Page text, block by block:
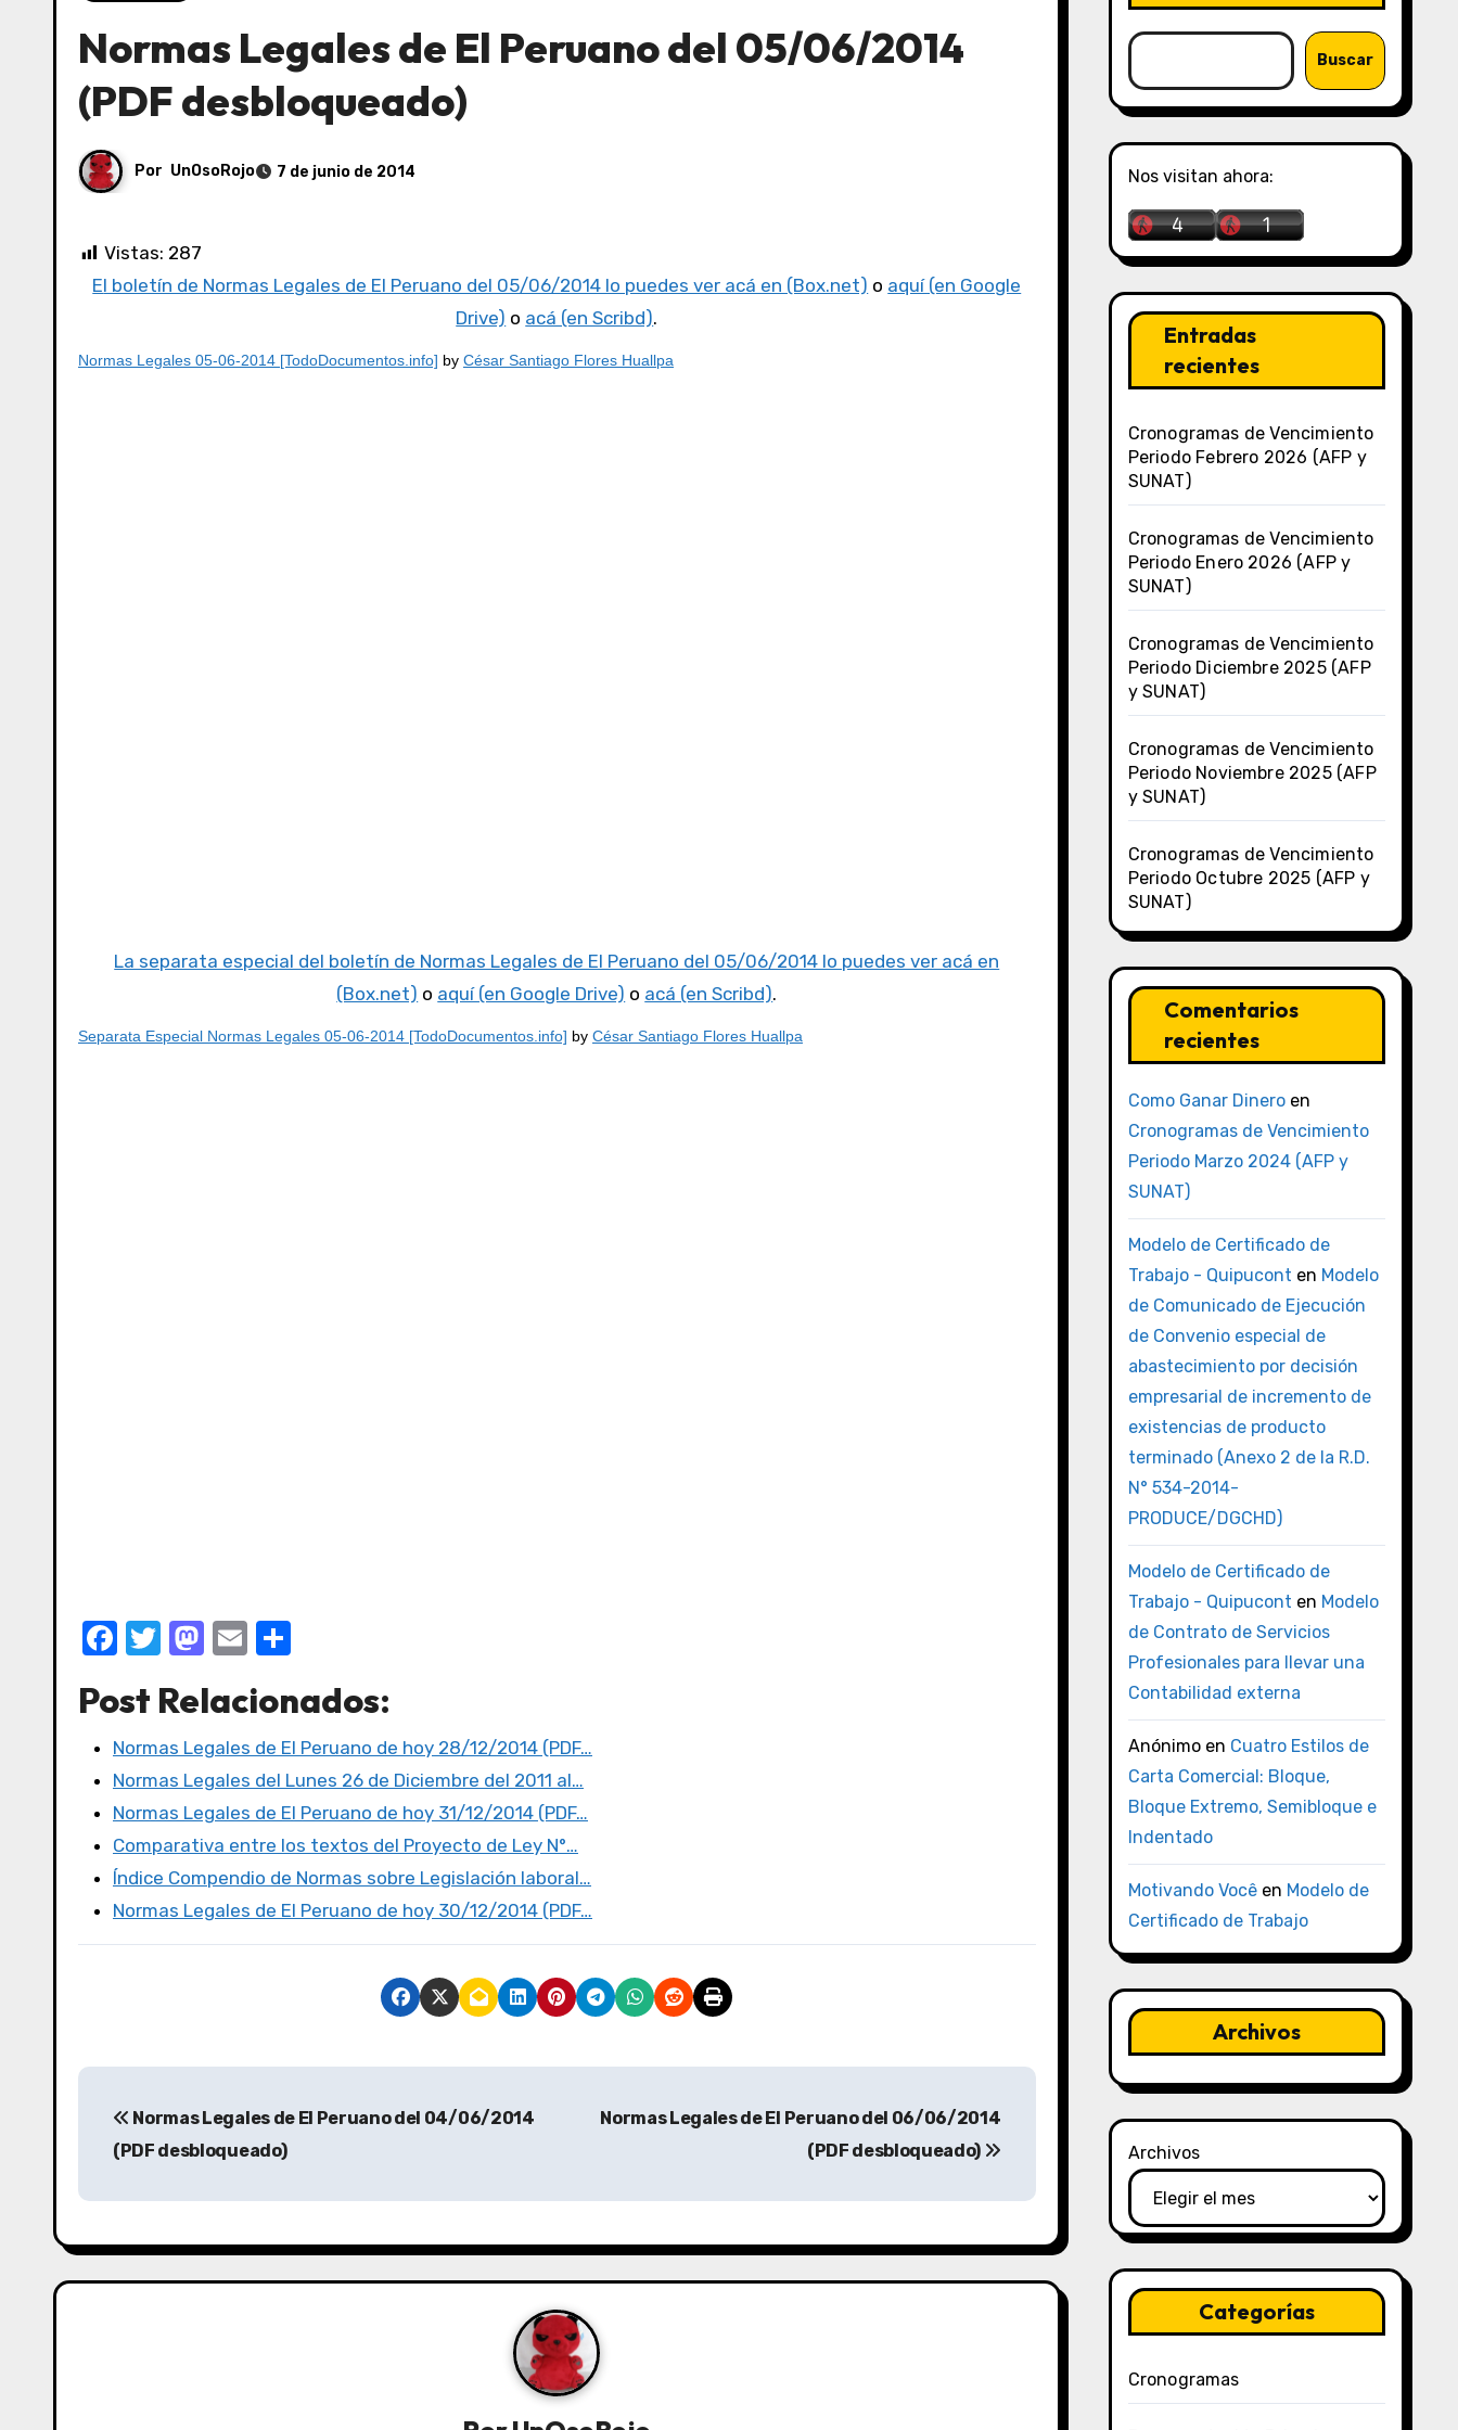
Normas Legales de El Peruano del 05/06/2014
(PDF desbloqueado)
Por UnOsoRojo 7 de junio de 2014
Vistas: 287
El boletín de Normas Legales de El Peruano del 05/06/2014 lo puedes ver acá en (Box.net) o aquí (en Google
Drive) o acá (en Scribd).
Normas Legales 05-06-2014 [TodoDocumentos.info] by César Santiago Flores Huallpa
La separata especial del boletín de Normas Legales de El Peruano del 05/06/2014 lo puedes ver acá en
(Box.net) o aquí (en Google Drive) o acá (en Scribd).
Separata Especial Normas Legales 05-06-2014 [TodoDocumentos.info] by César Santiago Flores Huallpa
F
c
e
b
o
o
k
T
it
te
r
M
st
o
d
o
n
E
ail m
p
ar
tir
Post Relacionados:
Normas Legales de El Peruano de hoy 28/12/2014 (PDF…
Normas Legales del Lunes 26 de Diciembre del 2011 al…
Normas Legales de El Peruano de hoy 31/12/2014 (PDF…
Comparativa entre los textos del Proyecto de Ley N°…
Índice Compendio de Normas sobre Legislación laboral…
Normas Legales de El Peruano de hoy 30/12/2014 (PDF…
Normas Legales de El Peruano del 04/06/2014
(PDF desbloqueado)
Normas Legales de El Peruano del 06/06/2014
(PDF desbloqueado)
Buscar
Nos visitan ahora:
Entradas
recientes
Cronogramas de Vencimiento
Periodo Febrero 2026 (AFP y
SUNAT)
Cronogramas de Vencimiento
Periodo Enero 2026 (AFP y
SUNAT)
Cronogramas de Vencimiento
Periodo Diciembre 2025 (AFP
y SUNAT)
Cronogramas de Vencimiento
Periodo Noviembre 2025 (AFP
y SUNAT)
Cronogramas de Vencimiento
Periodo Octubre 2025 (AFP y
SUNAT)
Comentarios
recientes
Como Ganar Dineroen
Cronogramas de Vencimiento
Periodo Marzo 2024 (AFP y
SUNAT)
Modelo de Certificado de
Trabajo - Quipucont en Modelo
de Comunicado de Ejecución
de Convenio especial de
abastecimiento por decisión
empresarial de incremento de
existencias de producto
terminado (Anexo 2 de la R.D.
N° 534-2014-
PRODUCE/DGCHD)
Modelo de Certificado de
Trabajo - Quipucont en Modelo
de Contrato de Servicios
Profesionales para llevar una
Contabilidad externa
Anónimoen Cuatro Estilos de
Carta Comercial: Bloque,
Bloque Extremo, Semibloque e
Indentado
Motivando Vocêen Modelo de
Certificado de Trabajo
Archivos
Archivos
Categorías
Cronogramas